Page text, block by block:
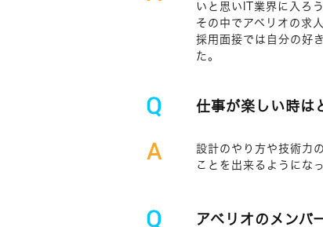
いと思いIT業界に入ろ
その中でアベリオの求
採用面接では自分の好
た。
仕事が楽しい時は
設計のやり方や技術力
ことを出来るようにな
アベリオのメンバ